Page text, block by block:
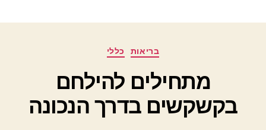
קטגוריותבריאות כללי
מתחילים להילחם
בקשקשים בדרך הנכונה